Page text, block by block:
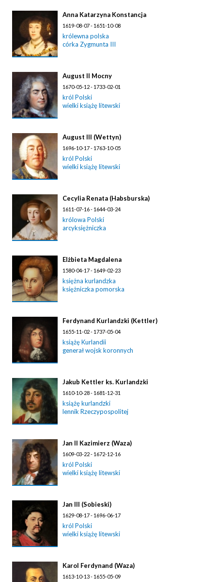
Anna Katarzyna Konstancja
1619-08-07 - 1651-10-08
królewna polska
córka Zygmunta III
August II Mocny
1670-05-12 - 1733-02-01
król Polski
wielki książę litewski
August III (Wettyn)
1696-10-17 - 1763-10-05
król Polski
wielki książę litewski
Cecylia Renata (Habsburska)
1611-07-16 - 1644-03-24
królowa Polski
arcyksiężniczka
Elżbieta Magdalena
1580-04-17 - 1649-02-23
księżna kurlandzka
księżniczka pomorska
Ferdynand Kurlandzki (Kettler)
1655-11-02 - 1737-05-04
książę Kurlandii
generał wojsk koronnych
Jakub Kettler ks. Kurlandzki
1610-10-28 - 1681-12-31
książę kurlandzki
lennik Rzeczypospolitej
Jan II Kazimierz (Waza)
1609-03-22 - 1672-12-16
król Polski
wielki książę litewski
Jan III (Sobieski)
1629-08-17 - 1696-06-17
król Polski
wielki książę litewski
Karol Ferdynand (Waza)
1613-10-13 - 1655-05-09